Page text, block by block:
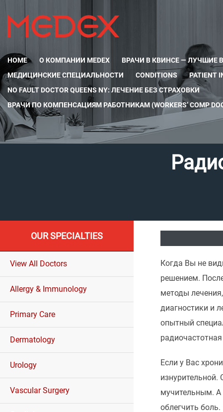
HOME О КОМПАНИИ MEDEX
ВРАЧИ В КВИНСЕ — ЛУЧШИЕ
МЕДИЦИНСКИЕ СПЕЦИАЛЬНОСТИ
CONDITIONS PATIENT
NO FAULT DOCTOR QUEENS NY: ЛЕЧЕНИЕ БЕЗ СТРАХОВКИ
ВРАЧИ ПО КОМПЕНСАЦИЯМ РАБОТНИКАМ (WORKERS’ COMP
OUR SPECIALTIES
View All Doctors
Allergy & Immunology
Primary Care
Dermatology
Urology
Vascular Surgery
Когда Вы не
решением.
методы
диагностики и
опытный
Если у Вас
изнурительной.
мучительным. А
облегчить боль.